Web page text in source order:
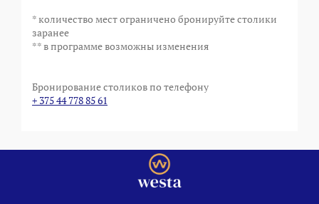
* количество мест ограничено бронируйте столики
заранее
** в программе возможны изменения
Бронирование столиков по телефону
+ 375 44 778 85 61